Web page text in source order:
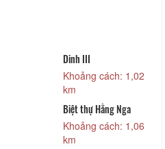
Dinh III
Khoảng cách: 1,02
km
Biệt thự Hằng Nga
Khoảng cách: 1,06
km